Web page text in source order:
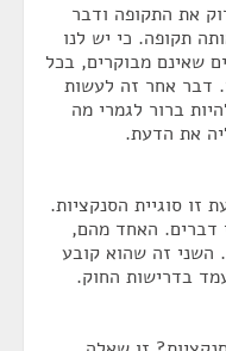
את התקופה ודבר
תקופה. כי יש לנו
שאינם מבוקרים, בכל
דבר אחר זה לעשות
ברור לגמרי מה
את הדעת.
זו סוגיית הסנקציות.
דברים. האחד מהם,
השני זה שהוא קובע
בדרישות החוק.